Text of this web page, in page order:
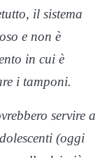
il sistema
e non è
in cui è
i tamponi.
servire a
(oggi